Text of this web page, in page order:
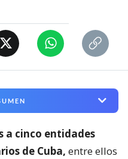
a cinco entidades
de Cuba, entre ellos